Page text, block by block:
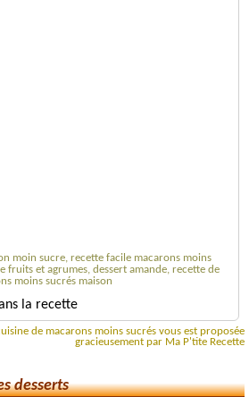
moin sucre, recette facile macarons moins
fruits et agrumes, dessert amande, recette de
moins sucrés maison
la recette
de macarons moins sucrés vous est proposée
gracieusement par Ma P'tite Recette
desserts